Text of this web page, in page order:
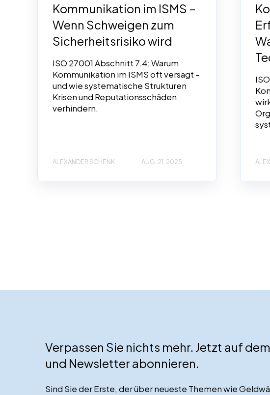
Kommunikation im ISMS –
Wenn Schweigen zum
Sicherheitsrisiko wird
ISO 27001 Abschnitt 7.4: Warum
Kommunikation im ISMS oft versagt –
und wie systematische Strukturen
Krisen und Reputationsschäden
verhindern.
ALEXANDER SCHENK AUG. 21, 2025
Verpassen Sie nichts mehr. Jetzt auf
und Newsletter abonnieren.
Sind Sie der Erste, der über neueste Themen wie